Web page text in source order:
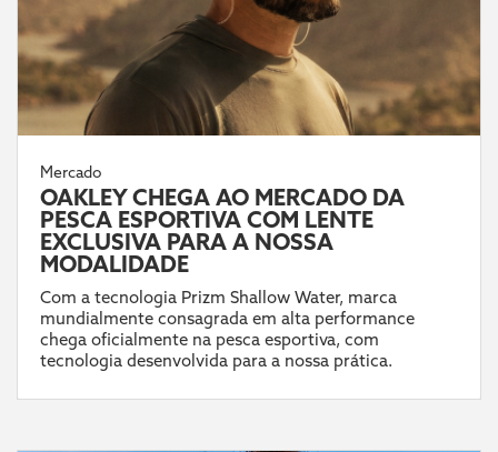
Mercado
OAKLEY CHEGA AO MERCADO DA
PESCA ESPORTIVA COM LENTE
EXCLUSIVA PARA A NOSSA
MODALIDADE
Com a tecnologia Prizm Shallow Water, marca
mundialmente consagrada em alta performance
chega oficialmente na pesca esportiva, com
tecnologia desenvolvida para a nossa prática.